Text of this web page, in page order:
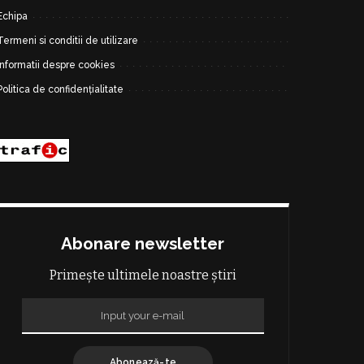
si conditii de utilizare
despre cookies
de confidențialitate
Abonare newsletter
Primește ultimele noastre știri